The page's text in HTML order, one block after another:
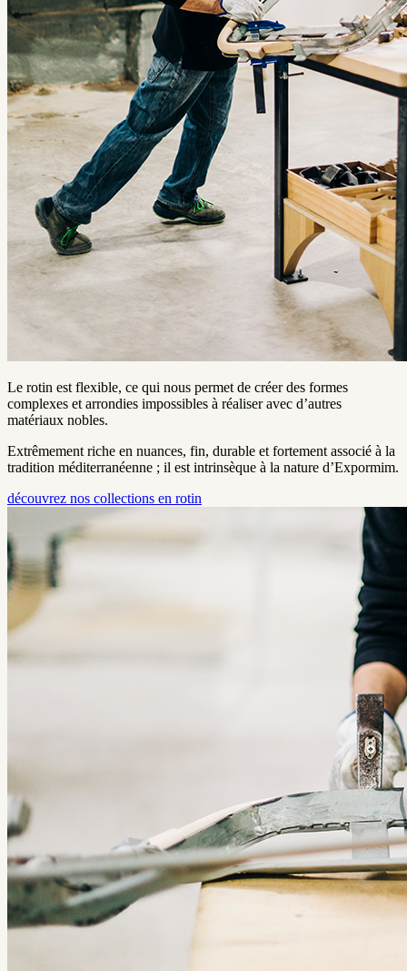
Le rotin est flexible, ce qui nous permet de créer des formes
complexes et arrondies impossibles à réaliser avec d’autres
matériaux nobles.
Extrêmement riche en nuances, fin, durable et fortement associé à la
tradition méditerranéenne ; il est intrinsèque à la nature d’Expormim.
découvrez nos collections en rotin